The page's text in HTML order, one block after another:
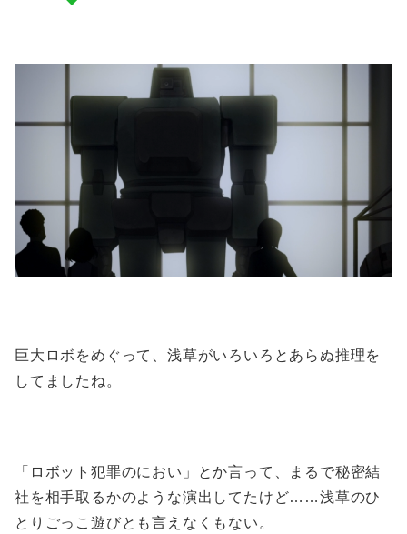
巨大ロボをめぐって、浅草がいろいろとあらぬ推理を
してましたね。
「ロボット犯罪のにおい」とか言って、まるで秘密結
社を相手取るかのような演出してたけど……浅草のひ
とりごっこ遊びとも言えなくもない。